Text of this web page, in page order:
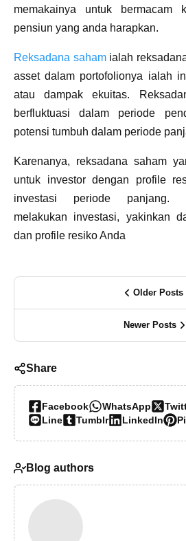
memakainya untuk bermacam
pensiun yang anda harapkan.
Reksadana sahamialah
asset dalam portofolionya ialah
atau dampak ekuitas.
berfluktuasi dalam periode
potensi tumbuh dalam periode
Karenanya, reksadana saham
untuk investor dengan profile
investasi periode panjang.
melakukan investasi, yakinkan
dan profile resiko Anda
Older Posts
Newer Posts
Share
Facebook WhatsApp
Line
Tumblr LinkedIn
Blog authors